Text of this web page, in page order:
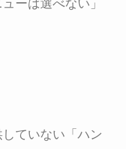
ーは選べない」
ていない「ハン